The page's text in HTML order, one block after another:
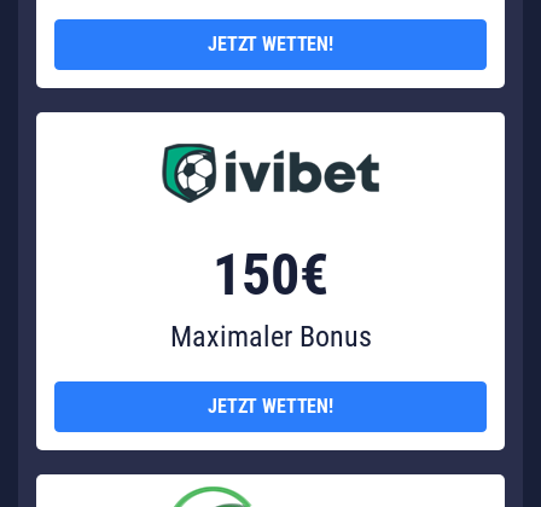
JETZT WETTEN!
150€
Maximaler Bonus
JETZT WETTEN!